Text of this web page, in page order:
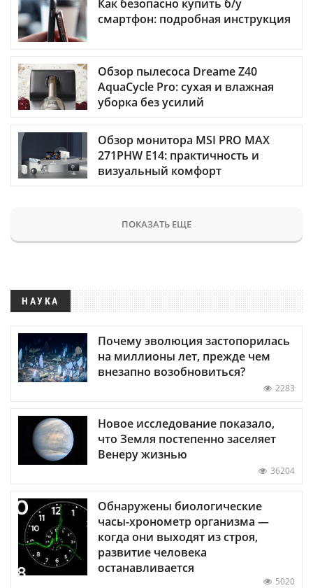
Как безопасно купить б/у
смартфон: подробная инструкция
Обзор пылесоса Dreame Z40
AquaCycle Pro: сухая и влажная
уборка без усилий
Обзор монитора MSI PRO MAX
271PHW E14: практичность и
визуальный комфорт
ПОКАЗАТЬ ЕЩЕ
НАУКА
Почему эволюция застопорилась
на миллионы лет, прежде чем
внезапно возобновиться?
2283
Новое исследование показало,
что Земля постепенно заселяет
Венеру жизнью
36204
Обнаружены биологические
часы-хронометр организма —
когда они выходят из строя,
развитие человека
останавливается
5020